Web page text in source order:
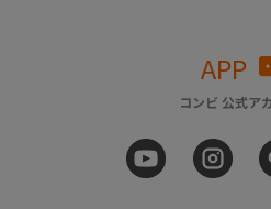
APP
コンビ 公式ア